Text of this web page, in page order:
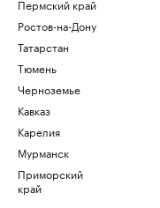
Пермский край
Ростов-на-Дону
Татарстан
Тюмень
Черноземье
Кавказ
Карелия
Мурманск
Приморский
край